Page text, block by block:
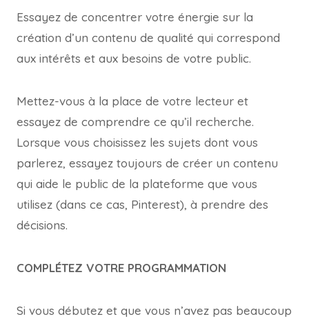
Essayez de concentrer votre énergie sur la
création d’un contenu de qualité qui correspond
aux intérêts et aux besoins de votre public.
Mettez-vous à la place de votre lecteur et
essayez de comprendre ce qu’il recherche.
Lorsque vous choisissez les sujets dont vous
parlerez, essayez toujours de créer un contenu
qui aide le public de la plateforme que vous
utilisez (dans ce cas, Pinterest), à prendre des
décisions.
COMPLÉTEZ VOTRE PROGRAMMATION
Si vous débutez et que vous n’avez pas beaucoup